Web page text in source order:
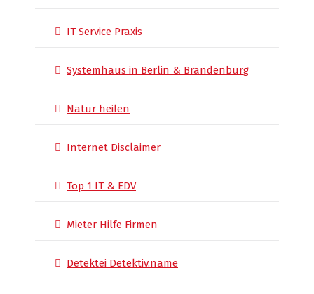
IT Service Praxis
Systemhaus in Berlin & Brandenburg
Natur heilen
Internet Disclaimer
Top 1 IT & EDV
Mieter Hilfe Firmen
Detektei Detektiv.name